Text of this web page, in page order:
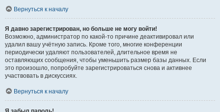
Вернуться к началу
Я давно зарегистрирован, но больше не могу войти!
Возможно, администратор по какой-то причине деактивировал или
удалил вашу учётную запись. Кроме того, многие конференции
периодически удаляют пользователей, длительное время не
оставляющих сообщения, чтобы уменьшить размер базы данных. Если
это произошло, попробуйте зарегистрироваться снова и активнее
участвовать в дискуссиях.
Вернуться к началу